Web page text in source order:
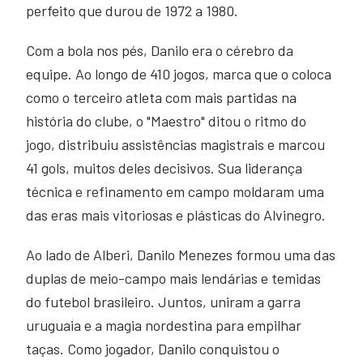
perfeito que durou de 1972 a 1980.
Com a bola nos pés, Danilo era o cérebro da
equipe. Ao longo de 410 jogos, marca que o coloca
como o terceiro atleta com mais partidas na
história do clube, o "Maestro" ditou o ritmo do
jogo, distribuiu assistências magistrais e marcou
41 gols, muitos deles decisivos. Sua liderança
técnica e refinamento em campo moldaram uma
das eras mais vitoriosas e plásticas do Alvinegro.
Ao lado de Alberi, Danilo Menezes formou uma das
duplas de meio-campo mais lendárias e temidas
do futebol brasileiro. Juntos, uniram a garra
uruguaia e a magia nordestina para empilhar
taças. Como jogador, Danilo conquistou o